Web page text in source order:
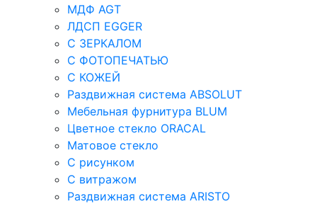
МДФ AGT
ЛДСП EGGER
С ЗЕРКАЛОМ
С ФОТОПЕЧАТЬЮ
С КОЖЕЙ
Раздвижная система ABSOLUT
Мебельная фурнитура BLUM
Цветное стекло ORACAL
Матовое стекло
C рисунком
C витражом
Раздвижная система ARISTO